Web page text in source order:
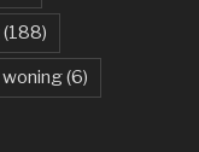
(188)
woning(6)